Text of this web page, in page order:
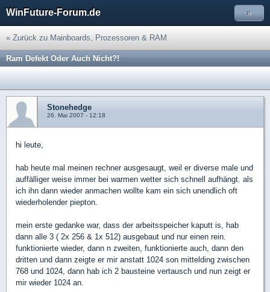
WinFuture-Forum.de »
« Zurück zu Mainboards, Prozessoren & RAM
Ram Defekt Oder Auch Nicht?!
Stonehedge
26. Mai 2007 - 12:18
hi leute,
hab heute mal meinen rechner ausgesaugt, weil er diverse male und
auffälliger weise immer bei warmen wetter sich schnell aufhängt. als
ich ihn dann wieder anmachen wollte kam ein sich unendlich oft
wiederholender piepton.
mein erste gedanke war, dass der arbeitsspeicher kaputt is, hab
dann alle 3 ( 2x 256 & 1x 512) ausgebaut und nur einen rein.
funktionierte wieder, dann n zweiten, funktionierte auch, dann den
dritten und dann zeigte er mir anstatt 1024 son mittelding zwischen
768 und 1024, dann hab ich 2 bausteine vertausch und nun zeigt er
mir wieder 1024 an.